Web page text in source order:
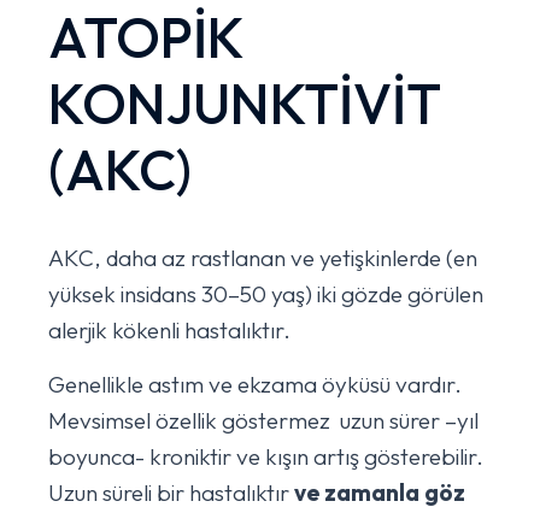
ATOPİK
KONJUNKTİVİT
(AKC)
AKC, daha az rastlanan ve yetişkinlerde (en
yüksek insidans 30–50 yaş) iki gözde görülen
alerjik kökenli hastalıktır.
Genellikle astım ve ekzama öyküsü vardır.
Mevsimsel özellik göstermez uzun sürer –yıl
boyunca- kroniktir ve kışın artış gösterebilir.
Uzun süreli bir hastalıktırve zamanla göz